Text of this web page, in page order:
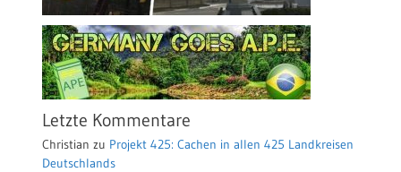
Letzte Kommentare
Christian zu Projekt 425: Cachen in allen 425 Landkreisen
Deutschlands